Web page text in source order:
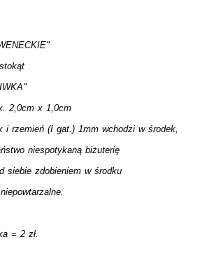
2,0cm x 1,0cm
rzemień (I gat.) 1mm wchodzi w środek,
niespotykaną biżuterię
zdobieniem w środku
= 2 zł.